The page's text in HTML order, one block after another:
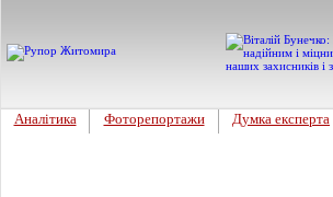
Аналітика Фоторепортажи Думка експерта